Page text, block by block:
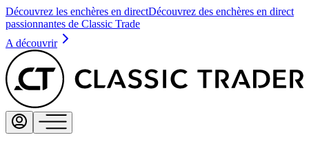
Découvrez les enchères en directDécouvrez des enchères en direct
passionnantes de Classic Trade
A découvrir